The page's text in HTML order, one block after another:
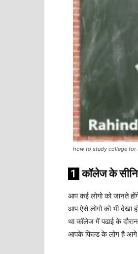
how to study college for
1 कॉलेज के
आप कई लोगो को जानते
आप ऐसे लोगो को भी देखा
था कॉलेज में पढाई के
आपके फिल्ड के लोग है आगे